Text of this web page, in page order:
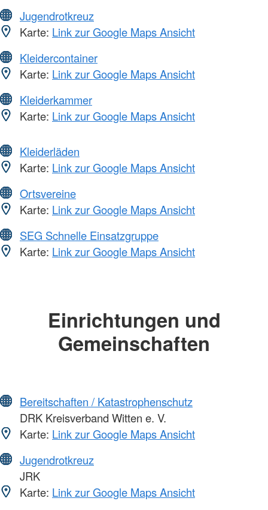
Jugendrotkreuz
Karte: Link zur Google Maps Ansicht
Kleidercontainer
Karte: Link zur Google Maps Ansicht
Kleiderkammer
Karte: Link zur Google Maps Ansicht
Kleiderläden
Karte: Link zur Google Maps Ansicht
Ortsvereine
Karte: Link zur Google Maps Ansicht
SEG Schnelle Einsatzgruppe
Karte: Link zur Google Maps Ansicht
Einrichtungen und
Gemeinschaften
Bereitschaften / Katastrophenschutz
DRK Kreisverband Witten e. V.
Karte: Link zur Google Maps Ansicht
Jugendrotkreuz
JRK
Karte: Link zur Google Maps Ansicht